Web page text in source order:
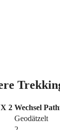
2 Wechsel
Geodätzelt